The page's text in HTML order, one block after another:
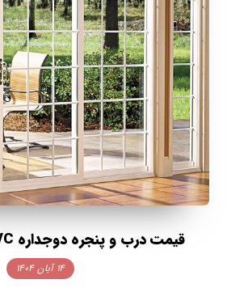
قیمت درب و پنجره دوجداره uPVC پادرا در یزد
۱۴ آبان ۱۴۰۴